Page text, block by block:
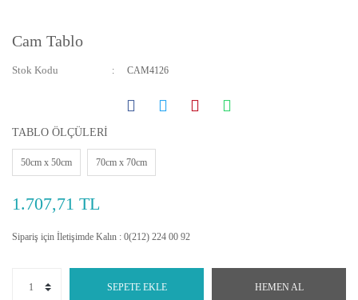
Cam Tablo
Stok Kodu CAM4126
TABLO ÖLÇÜLERİ
50cm x 50cm 70cm x 70cm
1.707,71 TL
Sipariş için İletişimde Kalın : 0(212) 224 00 92
SEPETE EKLE HEMEN AL